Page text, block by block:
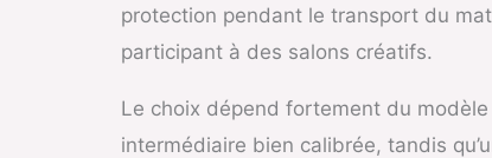
protection pendant le transport du
participant à des salons créatifs.
Le choix dépend fortement du
intermédiaire bien calibrée, tandis